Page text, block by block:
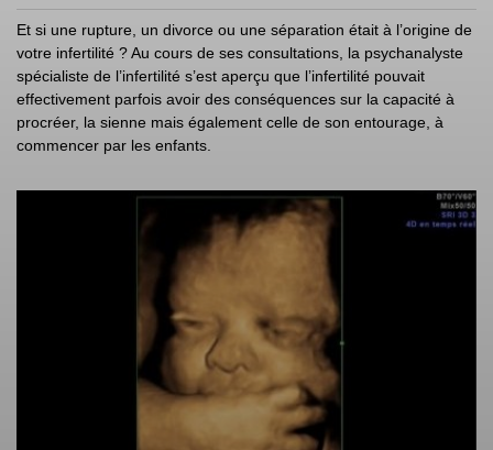
Et si une rupture, un divorce ou une séparation était à l’origine de
votre infertilité ? Au cours de ses consultations, la psychanalyste
spécialiste de l’infertilité s’est aperçu que l’infertilité pouvait
effectivement parfois avoir des conséquences sur la capacité à
procréer, la sienne mais également celle de son entourage, à
commencer par les enfants.